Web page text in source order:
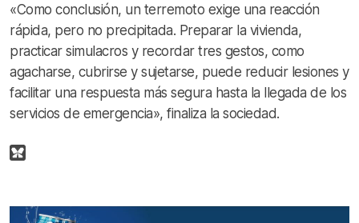
«Como conclusión, un terremoto exige una reacción
rápida, pero no precipitada. Preparar la vivienda,
practicar simulacros y recordar tres gestos, como
agacharse, cubrirse y sujetarse, puede reducir lesiones y
facilitar una respuesta más segura hasta la llegada de los
servicios de emergencia», finaliza la sociedad.